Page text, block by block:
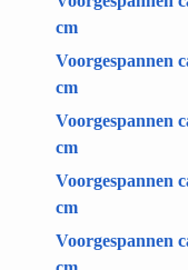
cm
Voorgespannen
cm
Voorgespannen
cm
Voorgespannen
cm
Voorgespannen